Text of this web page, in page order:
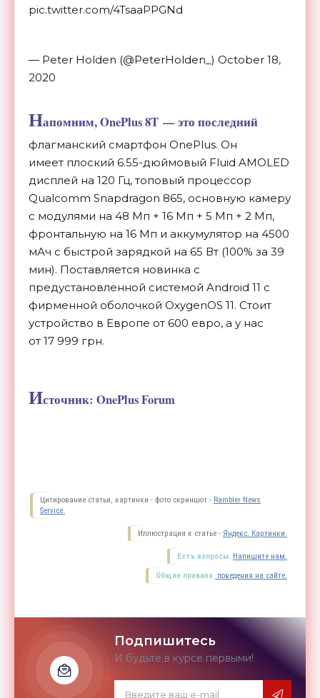
pic.twitter.com/4TsaaPPGNd
— Peter Holden (@PeterHolden_) October 18,
2020
Напомним, OnePlus 8T — это последний
флагманский смартфон OnePlus. Он
имеет плоский 6.55-дюймовый Fluid AMOLED
дисплей на 120 Гц, топовый процессор
Qualcomm Snapdragon 865, основную камеру
с модулями на 48 Мп + 16 Мп + 5 Мп + 2 Мп,
фронтальную на 16 Мп и аккумулятор на 4500
мАч с быстрой зарядкой на 65 Вт (100% за 39
мин). Поставляется новинка с
предустановленной системой Android 11 с
фирменной оболочкой OxygenOS 11. Стоит
устройство в Европе от 600 евро, а у нас
от 17 999 грн.
Источник: OnePlus Forum
Цитирование статьи, картинки - фото скриншот - Rambler News
Service.
Иллюстрация к статье - Яндекс. Картинки.
Есть вопросы. Напишите нам.
Общие правила поведения на сайте.
Подпишитесь
И будьте в курсе первыми!